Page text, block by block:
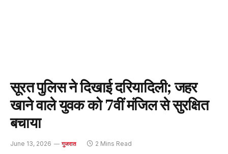
सूरत पुलिस ने दिखाई दरियादिली; जहर
खाने वाले युवक को 7वीं मंजिल से सुरक्षित
बचाया
June 13, 2026 गुजरात 2 Mins Read